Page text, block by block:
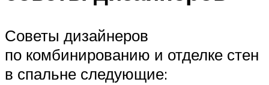
Советы дизайнеров
по комбинированию и отделке стен
в спальне следующие: